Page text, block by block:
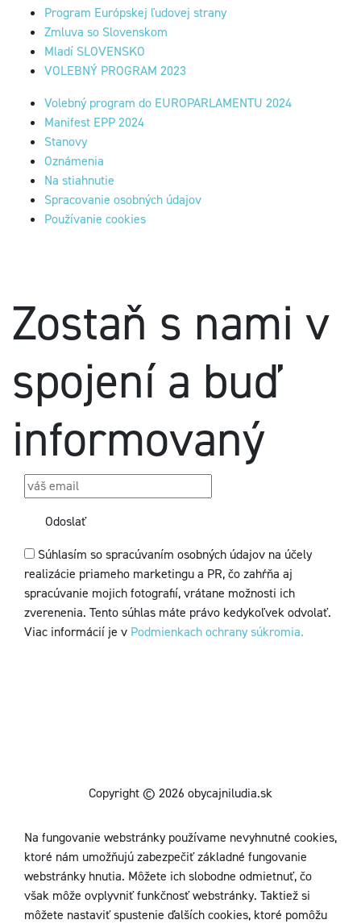
Program Európskej ľudovej strany
Zmluva so Slovenskom
Mladí SLOVENSKO
VOLEBNÝ PROGRAM 2023
Volebný program do EUROPARLAMENTU 2024
Manifest EPP 2024
Stanovy
Oznámenia
Na stiahnutie
Spracovanie osobných údajov
Používanie cookies
Zostaň s nami v
spojení a buď
informovaný
Odoslať
Súhlasím so spracúvaním osobných údajov na účely
realizácie priameho marketingu a PR, čo zahŕňa aj
spracúvanie mojich fotografií, vrátane možnosti ich
zverenenia. Tento súhlas máte právo kedykoľvek odvolať.
Viac informácií je v Podmienkach ochrany súkromia.
Copyright © 2026 obycajniludia.sk
Na fungovanie webstránky používame nevyhnutné cookies,
ktoré nám umožňujú zabezpečiť základné fungovanie
webstránky hnutia. Môžete ich slobodne odmietnuť, čo
však môže ovplyvniť funkčnosť webstránky. Taktiež si
môžete nastaviť spustenie ďalších cookies, ktoré pomôžu